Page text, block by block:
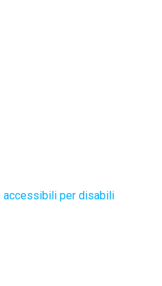
accessibili per disabili